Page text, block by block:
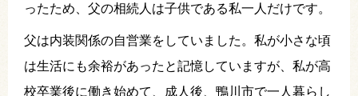
ったため、父の相続人は子供である私一人だけです。
父は内装関係の自営業をしていました。私が小さな頃
は生活にも余裕があったと記憶していますが、私が高
校卒業後に働き始めて、成人後、鴨川市で一人暮らし